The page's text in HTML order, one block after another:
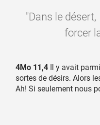
"Dans le
forcer
4Mo 11,4 Il y avait
sortes de désirs. Alors
Ah! Si seulement nous